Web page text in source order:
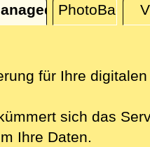
PhotoBackup
für Ihre
sich das
Ihre Daten.